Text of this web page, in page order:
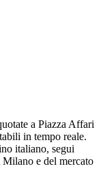
a Piazza Affari
in tempo reale.
italiano, segui
Milano e del mercato